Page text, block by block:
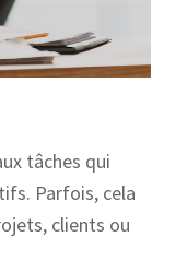
tâches qui
Parfois, cela
clients ou